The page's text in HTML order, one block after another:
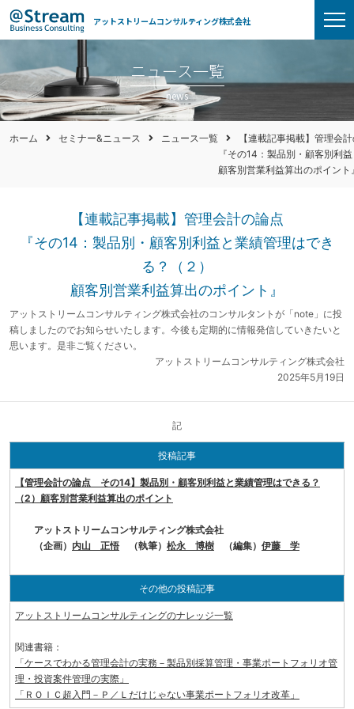
アットストリームコンサルティング株式会社
ニュース一覧
news
ホーム セミナー&ニュース ニュース一覧
【連載記事掲載】管理会
『その14：製品別・顧客別利
顧客別営業利益算出のポイント
【連載記事掲載】管理会計の論点
『その14：製品別・顧客別利益と業績管理はでき
る？（２）
顧客別営業利益算出のポイント』
アットストリームコンサルティング株式会社のコンサルタントが「note」に投
稿しましたのでお知らせいたします。今後も定期的に情報発信していきたいと
思います。是非ご覧ください。
アットストリームコンサルティング株式会社
2025年5月19日
記
投稿記事
【管理会計の論点 その14】製品別・顧客別利益と業績管理はできる？
（2）顧客別営業利益算出のポイント
アットストリームコンサルティング株式会社
（企画） 内山 正悟 （執筆） 松永 博樹 （編集） 伊藤 学
その他の投稿記事
アットストリームコンサルティングのナレッジ一覧
関連書籍：
「ケースでわかる管理会計の実務－製品別採算管理・事業ポートフォリオ管
理・投資案件管理の実際」
「ＲＯＩＣ超入門－Ｐ／Ｌだけじゃない事業ポートフォリオ改革」